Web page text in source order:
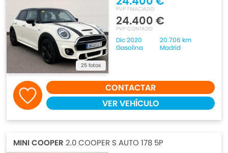
25 fotos
PVP FINACIADO
24.400 €
PVP CONTADO
Dic 2020
20.706 km
Gasolina
Madrid
CONTACTAR
VER VEHÍCULO
MINI COOPER 2.0 COOPER S AUTO 178 5P